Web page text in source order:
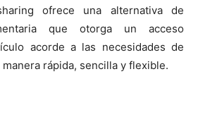
ofrece una alternativa de
que otorga un acceso
acorde a las necesidades de
rápida, sencilla y flexible.